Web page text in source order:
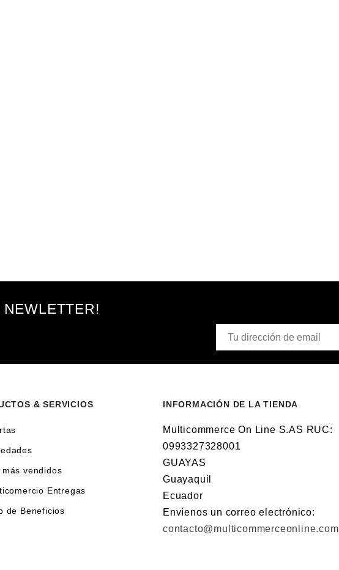
NEWLETTER!
& SERVICIOS
más vendidos
Entregas
de Beneficios
INFORMACIÓN DE LA TIENDA
Multicommerce On Line S.AS RUC:
0993327328001
GUAYAS
Guayaquil
Ecuador
Envíenos un correo electrónico:
contacto@multicommerceonline.com